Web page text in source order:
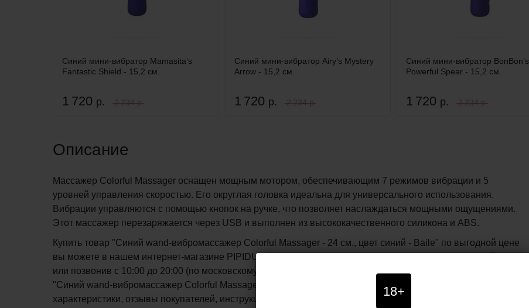
18+
Синий мини-вибратор Mamasita’s
Fantastic Shield - 15,2 см.
1 720 р. 2 234 р.
Синий мини-вибратор Airy’s Mystery
Arrow - 15,2 см.
1 720 р. 2 234 р.
Синий мини-вибратор BonBon’s
Powerful Spear - 15,2 см.
1 720 р. 2 234 р.
Описание
Массажер Colorful Massager оснащен мощным мотором, обеспечивающим 7 режимов вибрации и 5
уровней управления скоростью. Его округлая головка идеальна для универсального использования.
Вибрации управляются с помощью кнопок на ручке, что позволяет наслаждаться мощными ощущениями.
Этот массажер перезаряжается через USB и выполнен из высококачественного силикона и ABS.
Купить товар "Синий wand-вибромассажер Colorful Massager - 24 см., цвет синий - Baile" по выгодной цене
вы можете в нашем интернет-магазине PIPIDU.ru. Заказать товар можно круглосуточно прямо на сайте
или позвонив с 10:00 до 20:00 (по московскому времени) нашим менеджерам. Информация о товаре
"Синий wand-вибромассажер Colorful Massager - 24 см., цвет синий - Baile": описание, фото,
характеристики, отзывы покупателей, инструкция и аксессуары - представлена для ознакомления.